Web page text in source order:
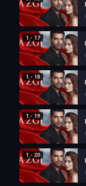
1 - 17
1 - 18
1 - 19
1 - 20